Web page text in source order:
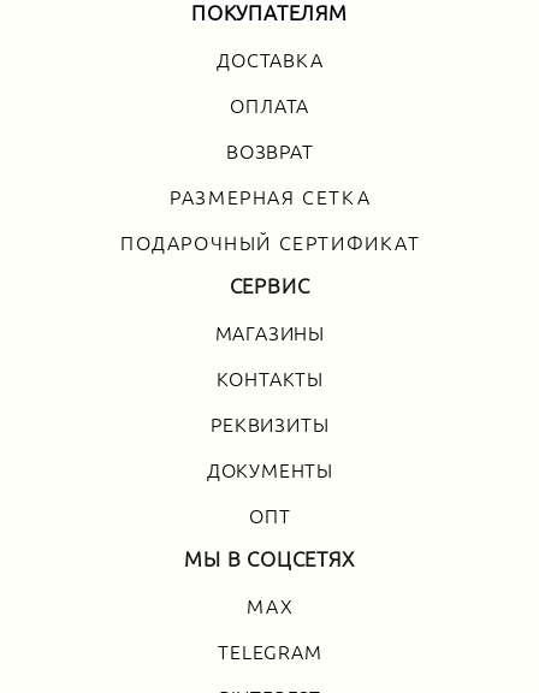
ПОКУПАТЕЛЯМ
ДОСТАВКА
ОПЛАТА
ВОЗВРАТ
РАЗМЕРНАЯ СЕТКА
ПОДАРОЧНЫЙ СЕРТИФИКАТ
СЕРВИС
МАГАЗИНЫ
КОНТАКТЫ
РЕКВИЗИТЫ
ДОКУМЕНТЫ
ОПТ
МЫ В СОЦСЕТЯХ
MAX
TELEGRAM